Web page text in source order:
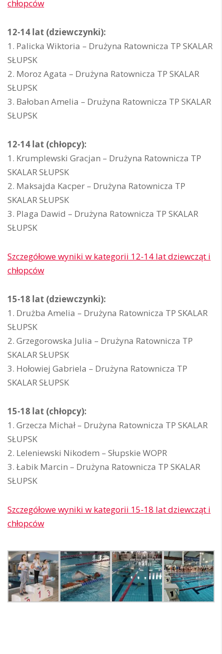
chłopców
12-14 lat (dziewczynki):
1. Palicka Wiktoria – Drużyna Ratownicza TP SKALAR
SŁUPSK
2. Moroz Agata – Drużyna Ratownicza TP SKALAR
SŁUPSK
3. Bałoban Amelia – Drużyna Ratownicza TP SKALAR
SŁUPSK
12-14 lat (chłopcy):
1. Krumplewski Gracjan – Drużyna Ratownicza TP
SKALAR SŁUPSK
2. Maksajda Kacper – Drużyna Ratownicza TP
SKALAR SŁUPSK
3. Plaga Dawid – Drużyna Ratownicza TP SKALAR
SŁUPSK
Szczegółowe wyniki w kategorii 12-14 lat dziewcząt i
chłopców
15-18 lat (dziewczynki):
1. Drużba Amelia – Drużyna Ratownicza TP SKALAR
SŁUPSK
2. Grzegorowska Julia – Drużyna Ratownicza TP
SKALAR SŁUPSK
3. Hołowiej Gabriela – Drużyna Ratownicza TP
SKALAR SŁUPSK
15-18 lat (chłopcy):
1. Grzecza Michał – Drużyna Ratownicza TP SKALAR
SŁUPSK
2. Leleniewski Nikodem – Słupskie WOPR
3. Łabik Marcin – Drużyna Ratownicza TP SKALAR
SŁUPSK
Szczegółowe wyniki w kategorii 15-18 lat dziewcząt i
chłopców